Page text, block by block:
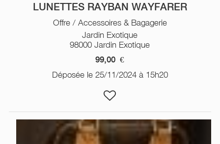
LUNETTES RAYBAN WAYFARER
Offre / Accessoires & Bagagerie
Jardin Exotique
98000 Jardin Exotique
99,00 €
Déposée le 25/11/2024 à 15h20